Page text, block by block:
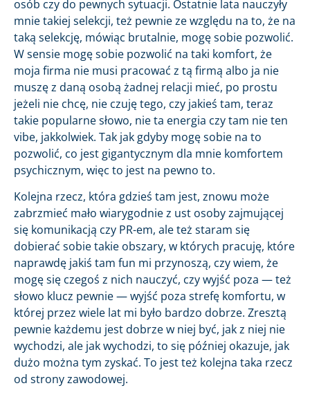
osób czy do pewnych sytuacji. Ostatnie lata nauczyły
mnie takiej selekcji, też pewnie ze względu na to, że na
taką selekcję, mówiąc brutalnie, mogę sobie pozwolić.
W sensie mogę sobie pozwolić na taki komfort, że
moja firma nie musi pracować z tą firmą albo ja nie
muszę z daną osobą żadnej relacji mieć, po prostu
jeżeli nie chcę, nie czuję tego, czy jakieś tam, teraz
takie popularne słowo, nie ta energia czy tam nie ten
vibe, jakkolwiek. Tak jak gdyby mogę sobie na to
pozwolić, co jest gigantycznym dla mnie komfortem
psychicznym, więc to jest na pewno to.
Kolejna rzecz, która gdzieś tam jest, znowu może
zabrzmieć mało wiarygodnie z ust osoby zajmującej
się komunikacją czy PR-em, ale też staram się
dobierać sobie takie obszary, w których pracuję, które
naprawdę jakiś tam fun mi przynoszą, czy wiem, że
mogę się czegoś z nich nauczyć, czy wyjść poza — też
słowo klucz pewnie — wyjść poza strefę komfortu, w
której przez wiele lat mi było bardzo dobrze. Zresztą
pewnie każdemu jest dobrze w niej być, jak z niej nie
wychodzi, ale jak wychodzi, to się później okazuje, jak
dużo można tym zyskać. To jest też kolejna taka rzecz
od strony zawodowej.